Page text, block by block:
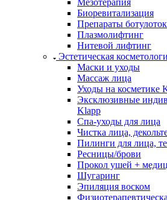
Биоревитализация
Препараты
Плазмолифтинг
Нитевой лифтинг
Эстетическая
Маски и уходы
Массаж лица
Уходы на косметике
Эксклюзивные
Klapp
Спа-уходы для лица
Чистка лица,
Пилинги для лица,
Ресницы/брови
Прокол ушей +
Шугаринг
Эпиляция воском